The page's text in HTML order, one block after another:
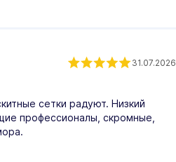
31.07.2026
сетки радуют. Низкий
профессионалы, скромные,